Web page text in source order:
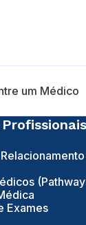
um Médico
Exames